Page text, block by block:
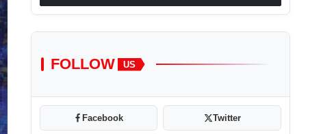
FOLLOW US
Facebook Twitter